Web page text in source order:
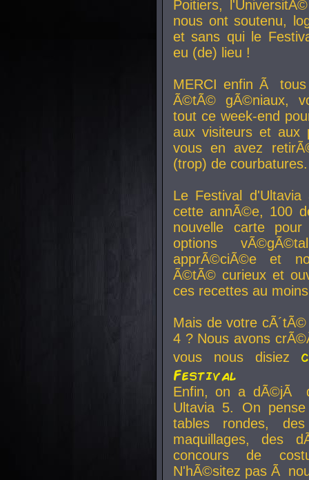
Poitiers,
nous ont soutenu,
et sans qui le
eu (de) lieu !
MERCI enfin Ã
Ã©tÃ© gÃ©niaux,
tout ce week-end
aux visiteurs et aux
vous en avez
(trop) de courbatures.
Le Festival
cette annÃ©e, 100
nouvelle carte
options
apprÃ©ciÃ©e et
Ã©tÃ© curieux et
ces recettes au
Mais de votre
4 ? Nous avons
vous nous disiez
Festival
Enfin, on a dÃ©jÃ
Ultavia 5. On
tables rondes,
maquillages, des
concours de
N'hÃ©sitez pas Ã